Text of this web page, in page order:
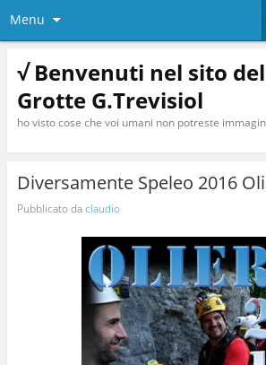
Menu
√ Benvenuti nel sito
Grotte G.Trevisiol
ho visto cose che voi umani non potreste
Diversamente Speleo 2016
Pubblicato daclaudio